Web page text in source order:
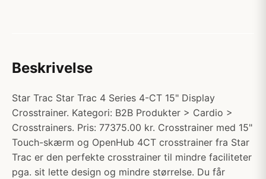
Beskrivelse
Star Trac Star Trac 4 Series 4-CT 15" Display
Crosstrainer. Kategori: B2B Produkter > Cardio >
Crosstrainers. Pris: 77375.00 kr. Crosstrainer med 15"
Touch-skærm og OpenHub 4CT crosstrainer fra Star
Trac er den perfekte crosstrainer til mindre faciliteter
pga. sit lette design og mindre størrelse. Du får